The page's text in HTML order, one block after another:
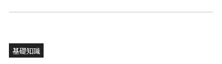
基礎知識